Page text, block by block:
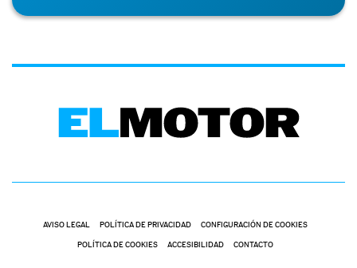
AVISO LEGAL POLÍTICA DE PRIVACIDAD CONFIGURACIÓN DE COOKIES
POLÍTICA DE COOKIES ACCESIBILIDAD CONTACTO